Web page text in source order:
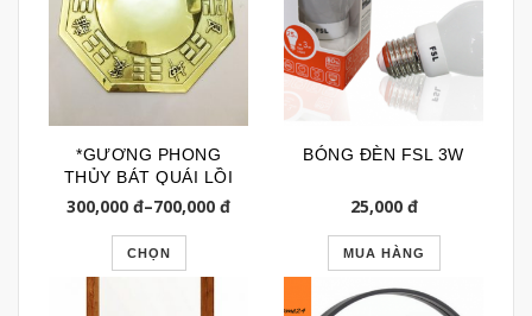
*GƯƠNG PHONG
THỦY BÁT QUÁI LỒI
CHẤT LIỆU ĐỒNG
300,000 đ–700,000 đ
CHỌN
BÓNG ĐÈN FSL 3W
25,000đ
MUA HÀNG